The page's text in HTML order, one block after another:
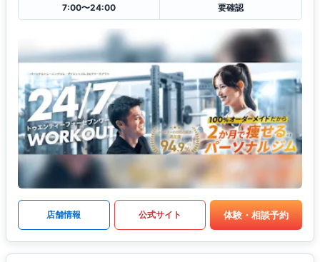
7:00〜24:00
要確認
店舗情報 公式サイト 体験・相談予約